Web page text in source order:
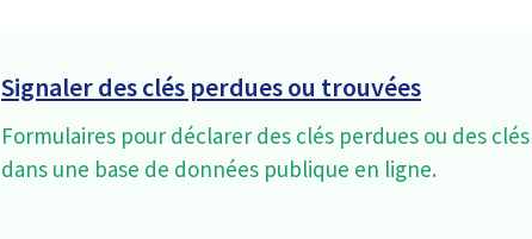
Signaler des clés perdues ou trouvées
Formulaires pour déclarer des clés perdues ou des
dans une base de données publique en ligne.